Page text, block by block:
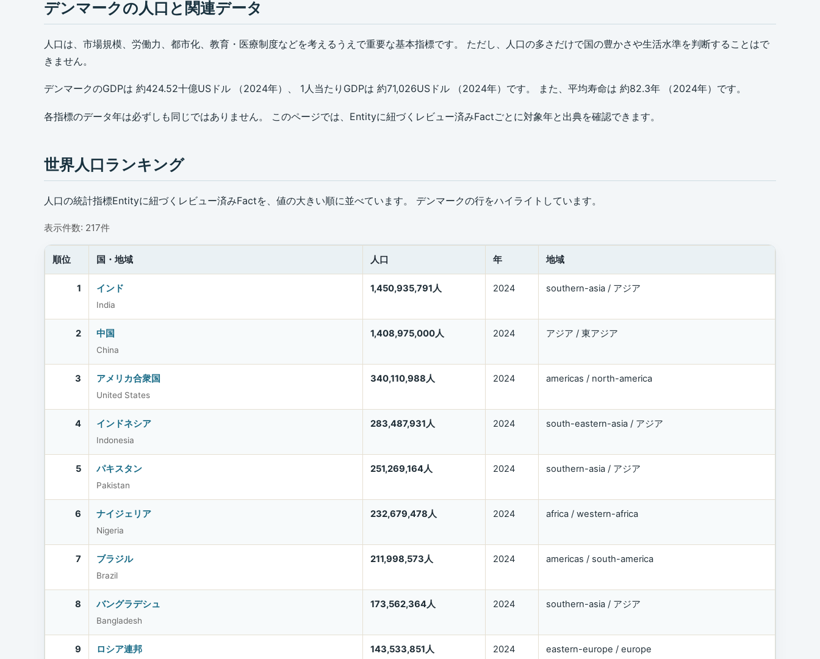
デンマークの人口と関連データ
人口は、市場規模、労働力、都市化、教育・医療制度などを考えるうえで重要な基本指標です。 ただし、人口の多さだけで国の豊かさや生活水準を判断することはで
きません。
デンマークのGDPは 約424.52十億USドル （2024年）、 1人当たりGDPは 約71,026USドル （2024年）です。 また、平均寿命は 約82.3年 （2024年）です。
各指標のデータ年は必ずしも同じではありません。 このページでは、Entityに紐づくレビュー済みFactごとに対象年と出典を確認できます。
世界人口ランキング
人口の統計指標Entityに紐づくレビュー済みFactを、値の大きい順に並べています。 デンマークの行をハイライトしています。
表示件数: 217件
順位 国・地域 人口 年 地域
1 インド
India
1,450,935,791人 2024 southern-asia / アジア
2 中国
China
1,408,975,000人 2024 アジア / 東アジア
3 アメリカ合衆国
United States
340,110,988人 2024 americas / north-america
4 インドネシア
Indonesia
283,487,931人 2024 south-eastern-asia / アジア
5 パキスタン
Pakistan
251,269,164人 2024 southern-asia / アジア
6 ナイジェリア
Nigeria
232,679,478人 2024 africa / western-africa
7 ブラジル
Brazil
211,998,573人 2024 americas / south-america
8 バングラデシュ
Bangladesh
173,562,364人 2024 southern-asia / アジア
9 ロシア連邦 143,533,851人 2024 eastern-europe / europe